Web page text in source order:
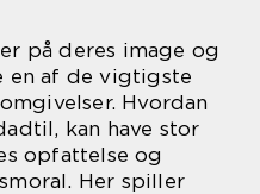
på deres image og
en af de vigtigste
Hvordan
kan have stor
opfattelse og
Her spiller